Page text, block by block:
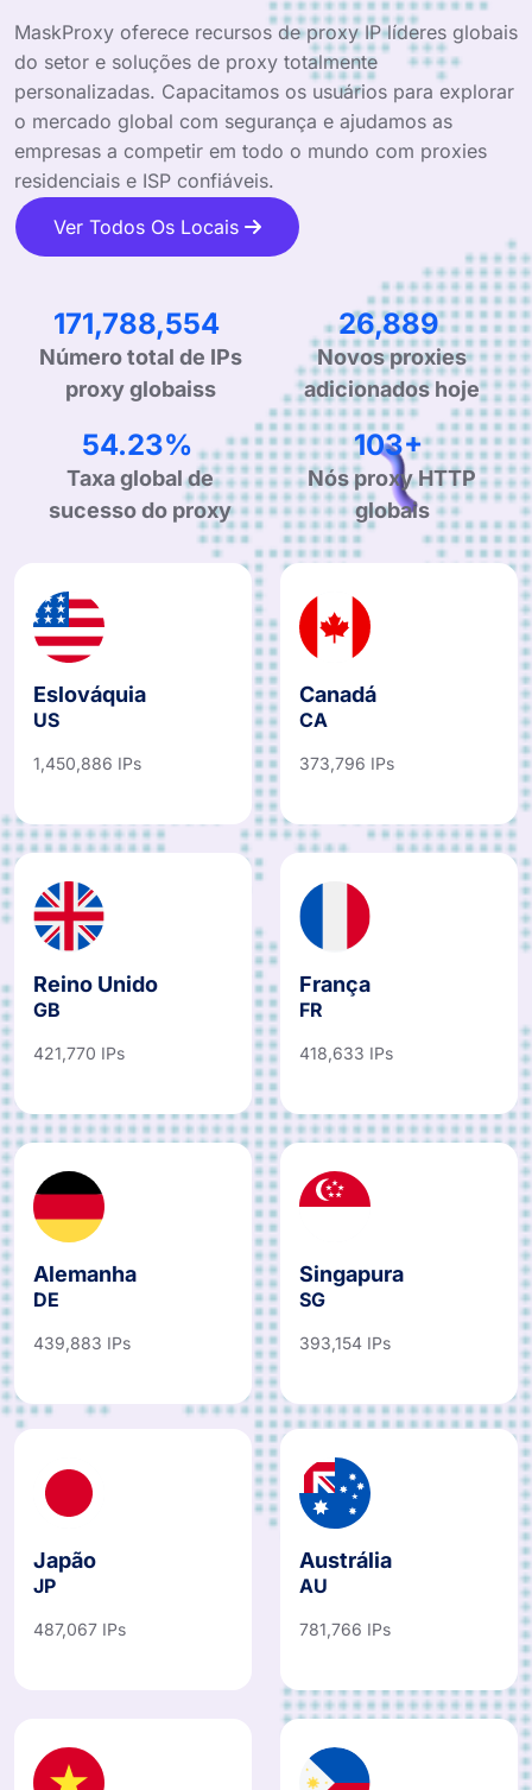
MaskProxy oferece recursos de proxy IP líderes globais
do setor e soluções de proxy totalmente
personalizadas. Capacitamos os usuários para explorar
o mercado global com segurança e ajudamos as
empresas a competir em todo o mundo com proxies
residenciais e ISP confiáveis.
Ver Todos Os Locais
307,772,758
Número total de IPs
proxy globaiss
48,175
Novos proxies
adicionados hoje
97.15%
Taxa global de
sucesso do proxy
184+
Nós proxy HTTP
globais
Eslováquia
US
1,450,886 IPs
Canadá
CA
373,796 IPs
Reino Unido
GB
421,770 IPs
França
FR
418,633 IPs
Alemanha
DE
439,883 IPs
Singapura
SG
393,154 IPs
Japão
JP
487,067 IPs
Austrália
AU
781,766 IPs